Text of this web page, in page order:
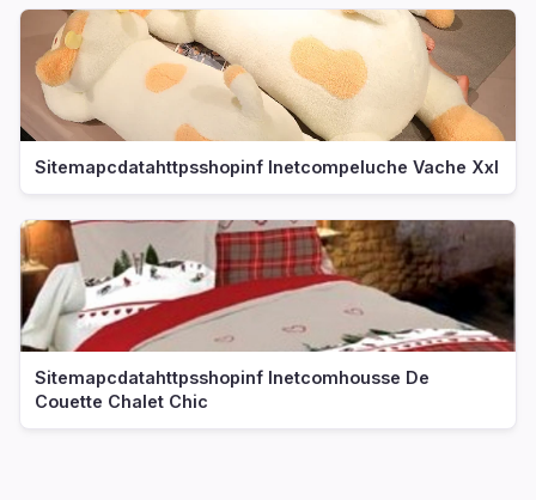
Sitemapcdatahttpsshopinf Inetcompeluche Vache Xxl
Sitemapcdatahttpsshopinf Inetcomhousse De
Couette Chalet Chic